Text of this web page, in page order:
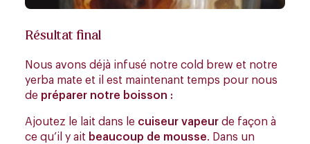
Résultat final
Nous avons déjà infusé notre cold brew et notre
yerba mate et il est maintenant temps pour nous
de préparer notre boisson :
Ajoutez le lait dans le cuiseur vapeur de façon à
ce qu’il y ait beaucoup de mousse. Dans un